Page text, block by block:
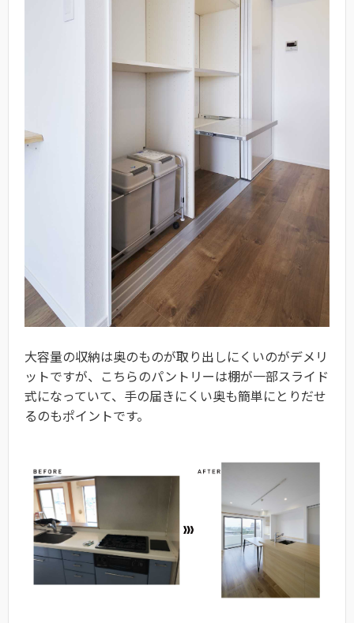
大容量の収納は奥のものが取り出しにくいのがデメリ
ットですが、こちらのパントリーは棚が一部スライド
式になっていて、手の届きにくい奥も簡単にとりだせ
るのもポイントです。